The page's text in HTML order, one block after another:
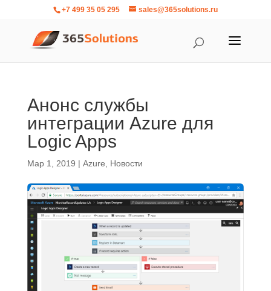
+7 499 35 05 295 sales@365solutions.ru
Анонс службы
интеграции Azure для
Logic Apps
Мар 1, 2019 | Azure Новости